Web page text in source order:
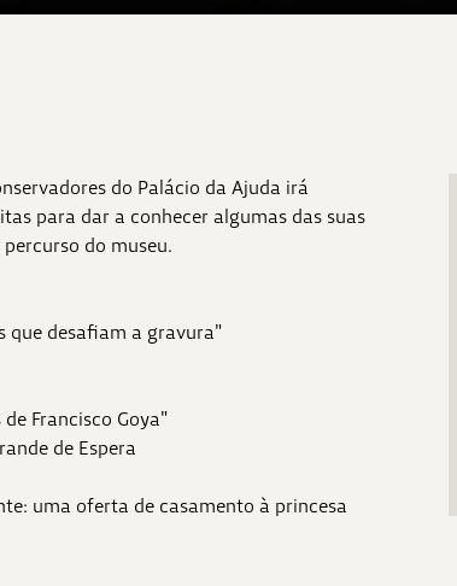
do Palácio da Ajuda irá
para dar a conhecer algumas das suas
do museu.
que desafiam a gravura"
Francisco Goya"
de Espera
uma oferta de casamento à princesa